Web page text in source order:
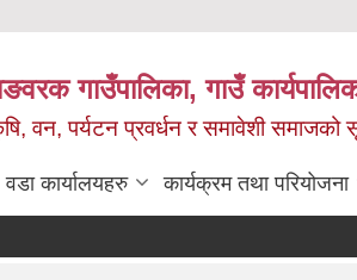
गाउँपालिका, गाउँ
वन, पर्यटन प्रवर्धन र समावेशी समाजको
वडा कार्यालयहरु कार्यक्रम तथा परियोजना